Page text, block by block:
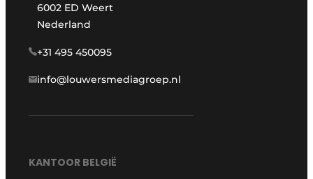
6002 ED Weert
Nederland
+31 495 450095
info@louwersmediagroep.nl
KANTOOR BELGIË